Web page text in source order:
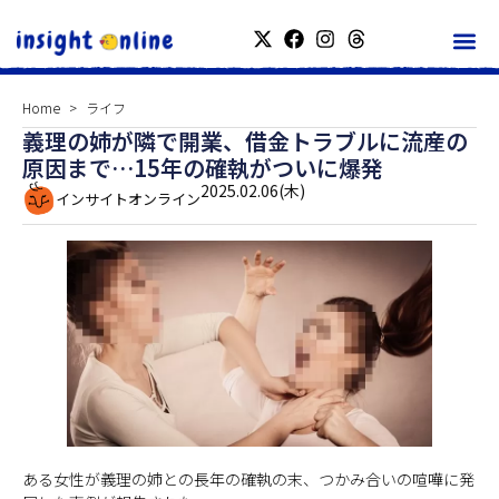
Home ライフ
義理の姉が隣で開業、借金トラブルに流産の
原因まで…15年の確執がついに爆発
インサイトオンライン2025.02.06(木)
ある女性が義理の姉との長年の確執の末、つかみ合いの喧嘩に発